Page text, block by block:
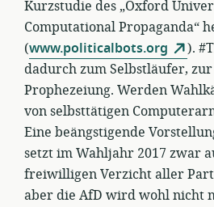
Kurzstudie des „Oxford
Computational Propaganda“
(www.politicalbots.org
).
dadurch zum Selbstläufer,
Prophezeiung. Werden
von selbsttätigen
Eine beängstigende
setzt im Wahljahr 2017 zwar
freiwilligen Verzicht aller
aber die AfD wird wohl nicht